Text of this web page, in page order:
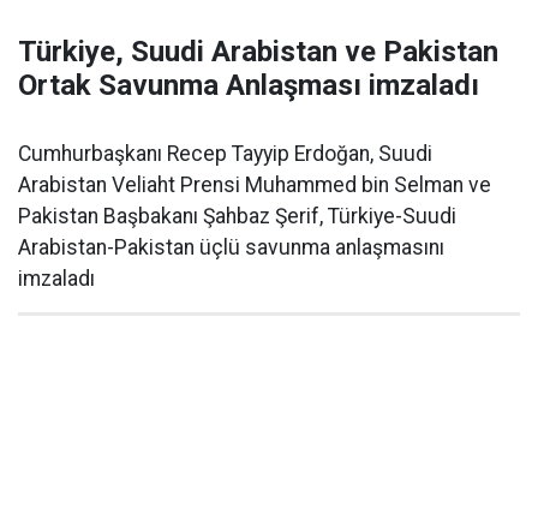
Türkiye, Suudi Arabistan ve Pakistan
Ortak Savunma Anlaşması imzaladı
Cumhurbaşkanı Recep Tayyip Erdoğan, Suudi
Arabistan Veliaht Prensi Muhammed bin Selman ve
Pakistan Başbakanı Şahbaz Şerif, Türkiye-Suudi
Arabistan-Pakistan üçlü savunma anlaşmasını
imzaladı